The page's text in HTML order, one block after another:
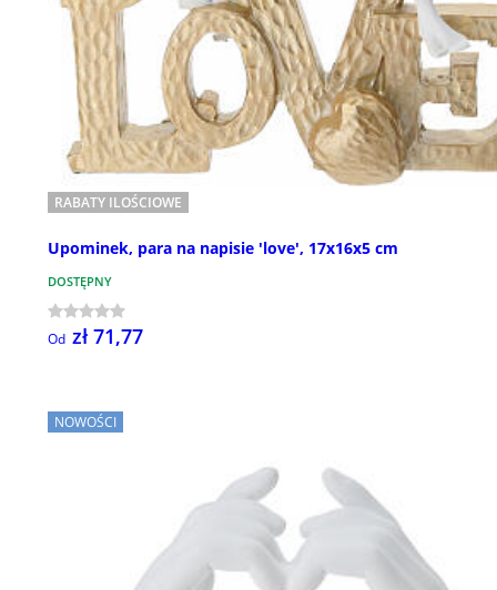
RABATY ILOŚCIOWE
Upominek, para na napisie 'love', 17x16x5 cm
DOSTĘPNY
Od zł 71,77
NOWOŚCI